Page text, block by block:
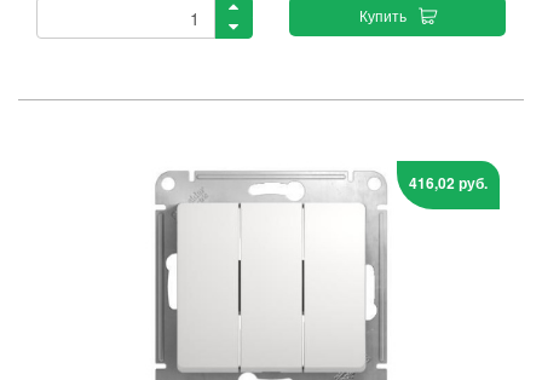
Купить
416,02 руб.